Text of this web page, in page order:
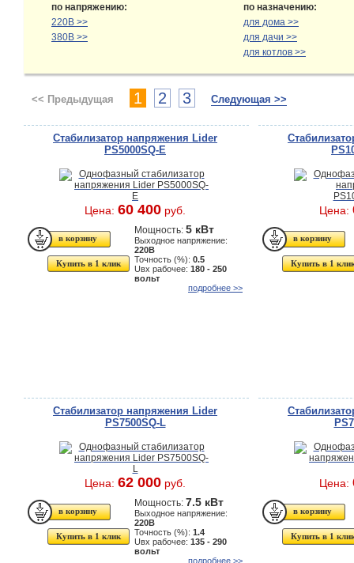
по напряжению:
220В >>
380В >>
по назначению:
для дома >>
для дачи >>
для котлов >>
<< Предыдущая 1 2 3 Следующая >>
Стабилизатор напряжения Lider
PS5000SQ-E
Цена: 60 400 руб.
Купить в 1 клик
Мощность: 5 кВт
Выходное напряжение:
220В
Точность (%): 0.5
Uвх рабочее: 180 - 250
вольт
подробнее >>
Цена:
Купить в 1
Стабилизатор напряжения Lider
PS7500SQ-L
Цена: 62 000 руб.
Купить в 1 клик
Мощность: 7.5 кВт
Выходное напряжение:
220В
Точность (%): 1.4
Uвх рабочее: 135 - 290
вольт
подробнее >>
Цена:
Купить в 1